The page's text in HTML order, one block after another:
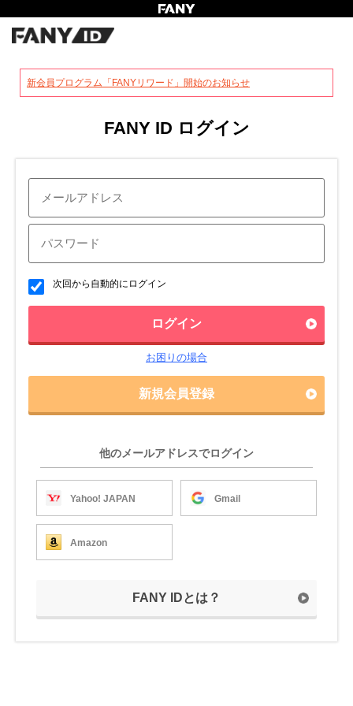
新会員プログラム「FANYリワード」開始のお知らせ
FANY ID ログイン
次回から自動的にログイン
ログイン
お困りの場合
新規会員登録
他のメールアドレスでログイン
Yahoo! JAPAN Gmail
Amazon
FANY IDとは？